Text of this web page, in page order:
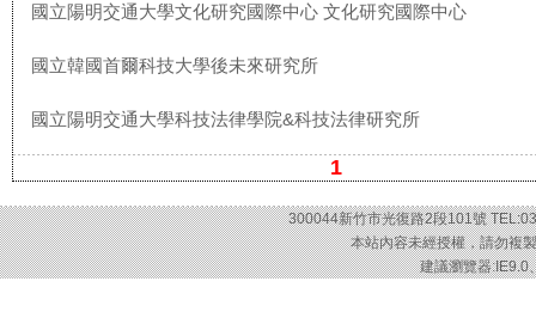
國立陽明交通大學文化研究國際中心 文化研究國際中心
國立韓國首爾科技大學後未來研究所
國立陽明交通大學科技法律學院&科技法律研究所
1
300044新竹市光復路2段101號
本站內容未經授權，請勿複
建議瀏覽器:IE9.0